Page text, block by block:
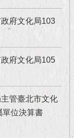
府文化局103
府文化局105
管臺北市文化
單位決算書